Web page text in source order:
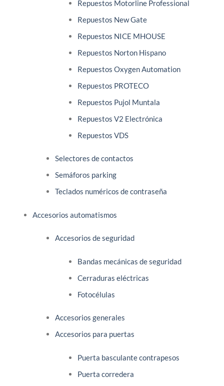
Repuestos Motorline Professional
Repuestos New Gate
Repuestos NICE MHOUSE
Repuestos Norton Hispano
Repuestos Oxygen Automation
Repuestos PROTECO
Repuestos Pujol Muntala
Repuestos V2 Electrónica
Repuestos VDS
Selectores de contactos
Semáforos parking
Teclados numéricos de contraseña
Accesorios automatismos
Accesorios de seguridad
Bandas mecánicas de seguridad
Cerraduras eléctricas
Fotocélulas
Accesorios generales
Accesorios para puertas
Puerta basculante contrapesos
Puerta corredera